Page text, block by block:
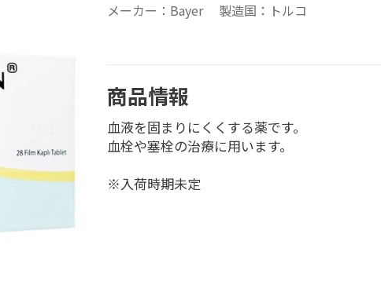
友だち大募集！限定クーポンも不定期配信メーカー：Bayer 製造国：トルコ
商品情報
血液を固まりにくくする薬です。
血栓や塞栓の治療に用います。
※入荷時期未定